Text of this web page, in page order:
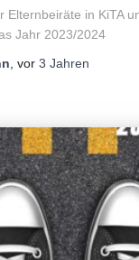
Elternbeiräte in KiTA
Jahr 2023/2024
, vor 3 Jahren